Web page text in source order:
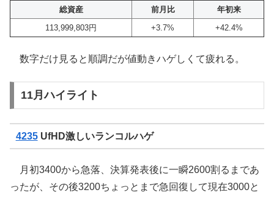
総資産 前月比
年初来
113,999,803円
+3.7% +42.4%
数字だけ見ると順調だが値動きハゲしくて疲れる。
11月ハイライト
4235UfHD激しいランコルハゲ
月初3400から急落、決算発表後に一瞬2600割るまであ
ったが、その後3200ちょっとまで急回復して現在3000と